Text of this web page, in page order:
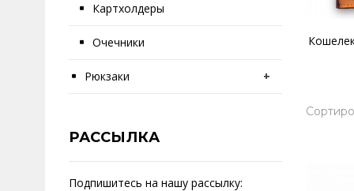
Картхолдеры
Очечники
Рюкзаки +
РАССЫЛКА
Подпишитесь на нашу рассылку: